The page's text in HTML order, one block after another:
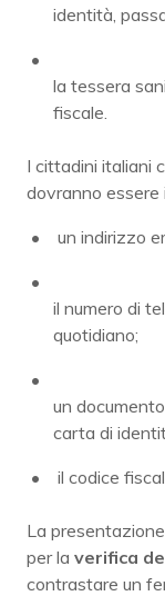
identità,
la tessera
fiscale.
I cittadini italiani
dovranno essere
un indirizzo
il numero di
quotidiano;
un
carta di
il codice
La
per la verifica
contrastare un